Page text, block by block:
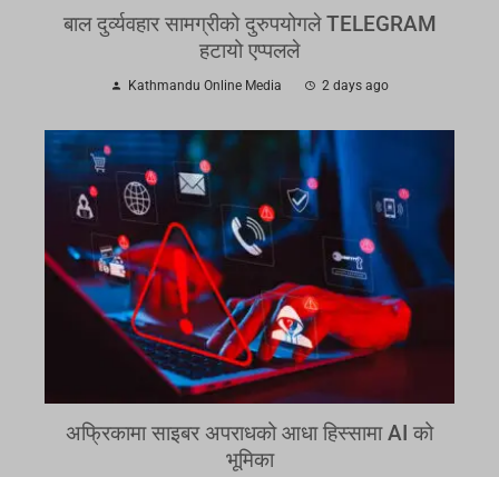
बाल दुर्व्यवहार सामग्रीको दुरुपयोगले TELEGRAM
हटायो एप्पलले
Kathmandu Online Media 2 days ago
अफ्रिकामा साइबर अपराधको आधा हिस्सामा AI को
भूमिका